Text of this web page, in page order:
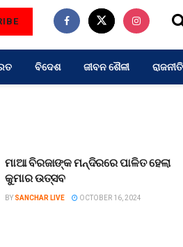
ବିଦେଶ ଜୀବନ ଶୈଳୀ ରାଜନୀତି
ମାଆ ବିରଜାଙ୍କ ମନ୍ଦିରରେ ପାଳିତ ହେଲା
କୁମାର ଉତ୍ସବ
BY SANCHAR LIVE OCTOBER 16, 2024